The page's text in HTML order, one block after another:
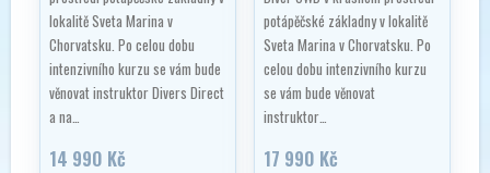
lokalitě Sveta Marina v
Chorvatsku. Po celou dobu
intenzivního kurzu se vám bude
věnovat instruktor Divers Direct
a na…
14 990 Kč
potápěčské základny v lokalitě
Sveta Marina v Chorvatsku. Po
celou dobu intenzivního kurzu
se vám bude věnovat
instruktor…
17 990 Kč